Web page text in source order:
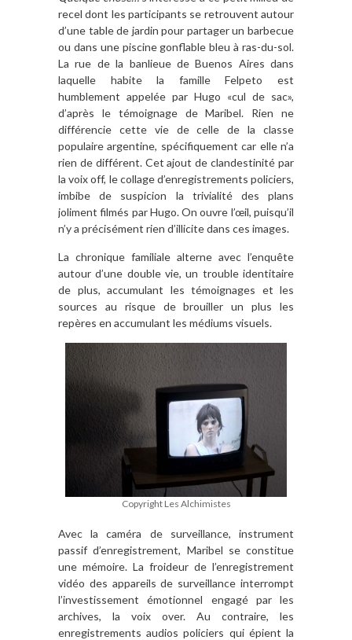
recel dont les participants se retrouvent autour
d’une table de jardin pour partager un barbecue
ou dans une piscine gonflable bleu à ras-du-sol.
La rue de la banlieue de Buenos Aires dans
laquelle habite la famille Felpeto est
humblement appelée par Hugo «cul de sac»,
d’après le témoignage de Maribel. Rien ne
différencie cette vie de celle de la classe
populaire argentine, spécifiquement car elle n’a
rien de différent. Cet ajout de clandestinité par
la voix off, le collage d’enregistrements policiers,
imbibe de suspicion la trivialité des plans
joliment filmés par Hugo. On ouvre l’œil, puisqu’il
n’y a précisément rien d’illicite dans ces images.
La chronique familiale alterne avec l’enquête
autour d’une double vie, un trouble identitaire
de plus, accumulant les témoignages et les
sources au risque de brouiller un plus les
repères en accumulant les médiums visuels.
Copyright Les Alchimistes
Avec la caméra de surveillance, instrument
passif d’enregistrement, Maribel se constitue
une mémoire. La froideur de l’enregistrement
vidéo des appareils de surveillance interrompt
l’investissement émotionnel engagé par les
archives, la voix over. Au contraire, les
enregistrements audios policiers qui épient la